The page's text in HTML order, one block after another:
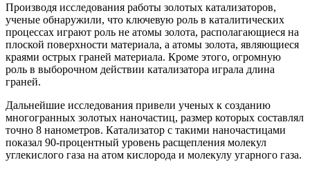
Производя исследования работы золотых катализаторов,
ученые обнаружили, что ключевую роль в каталитических
процессах играют роль не атомы золота, располагающиеся на
плоской поверхности материала, а атомы золота, являющиеся
краями острых граней материала. Кроме этого, огромную
роль в выборочном действии катализатора играла длина
граней.
Дальнейшие исследования привели ученых к созданию
многогранных золотых наночастиц, размер которых составлял
точно 8 нанометров. Катализатор с такими наночастицами
показал 90-процентный уровень расщепления молекул
углекислого газа на атом кислорода и молекулу угарного газа.